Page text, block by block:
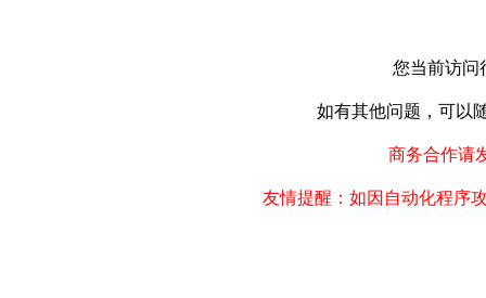
您当前访问
如有其他问题，可以
商务合作请
友情提醒：如因自动化程序